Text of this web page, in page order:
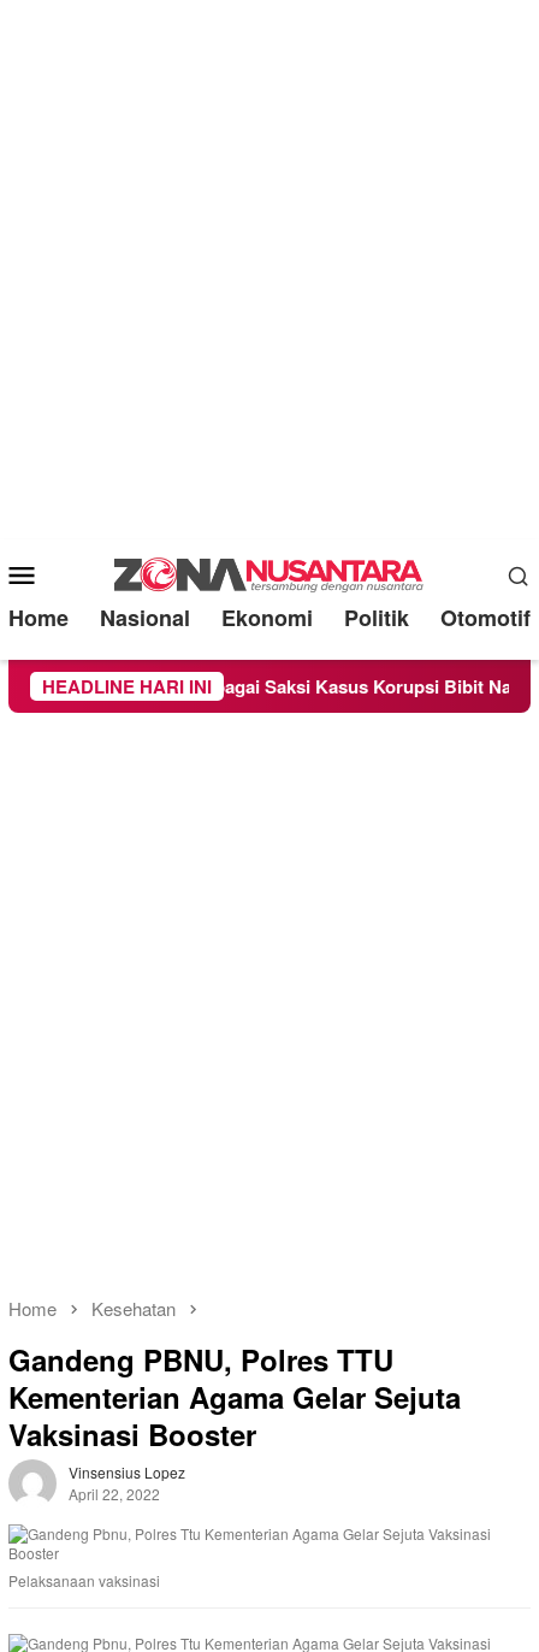
Mobile
Menu
Home Nasional Ekonomi Politik Otomotif
HEADLINE HARI INI
Sebagai Saksi Kasus Korupsi Bibit Nanas Sulsel Rp
Home Kesehatan
Gandeng PBNU, Polres TTU
Kementerian Agama Gelar Sejuta
Vaksinasi Booster
Vinsensius Lopez
April 22, 2022
Pelaksanaan vaksinasi